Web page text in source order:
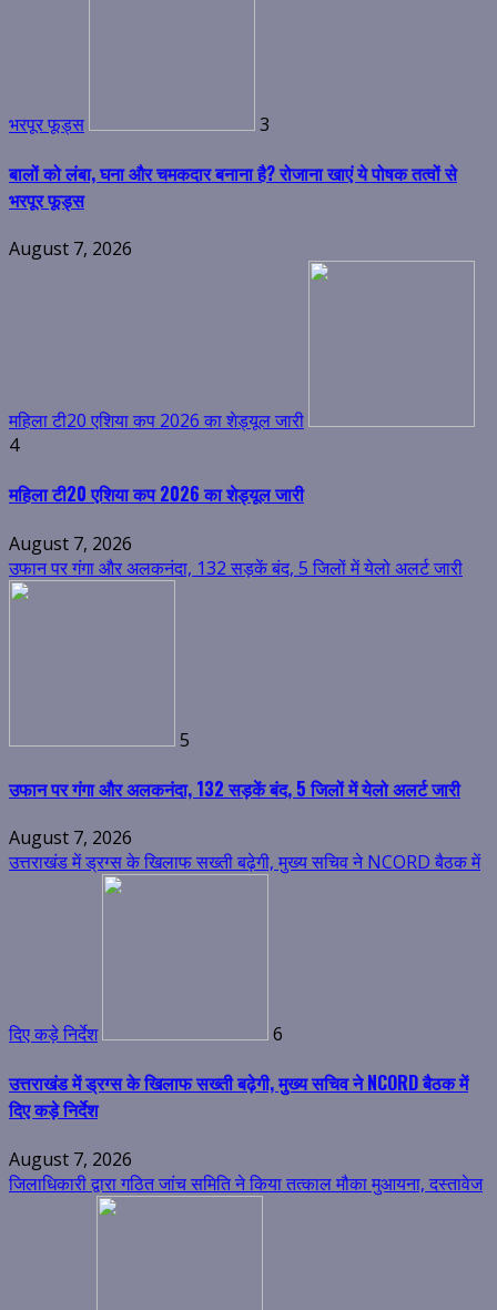
भरपूर फूड्स 3
बालों को लंबा, घना और चमकदार बनाना है? रोजाना खाएं ये पोषक तत्वों से
भरपूर फूड्स
August 7, 2026
महिला टी20 एशिया कप 2026 का शेड्यूल जारी
4
महिला टी20 एशिया कप 2026 का शेड्यूल जारी
August 7, 2026
उफान पर गंगा और अलकनंदा, 132 सड़कें बंद, 5 जिलों में येलो अलर्ट जारी
5
उफान पर गंगा और अलकनंदा, 132 सड़कें बंद, 5 जिलों में येलो अलर्ट जारी
August 7, 2026
उत्तराखंड में ड्रग्स के खिलाफ सख्ती बढ़ेगी, मुख्य सचिव ने NCORD बैठक में
दिए कड़े निर्देश 6
उत्तराखंड में ड्रग्स के खिलाफ सख्ती बढ़ेगी, मुख्य सचिव ने NCORD बैठक में
दिए कड़े निर्देश
August 7, 2026
जिलाधिकारी द्वारा गठित जांच समिति ने किया तत्काल मौका मुआयना, दस्तावेज